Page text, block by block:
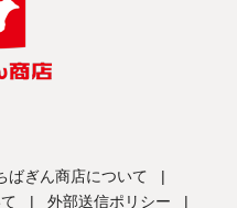
ばぎん商店について
|
| 外部送信ポリシー |